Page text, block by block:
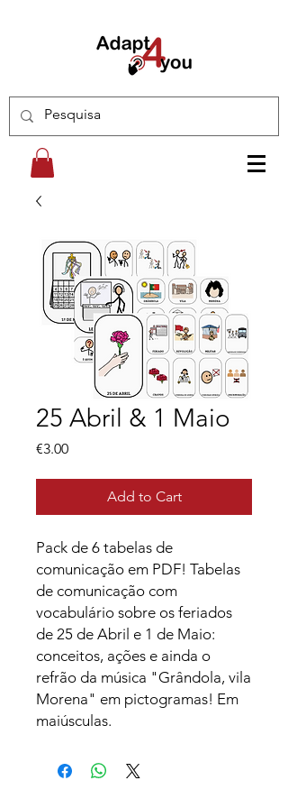
25 Abril & 1 Maio
€3.00Price
Add to Cart
Pack de 6 tabelas de
comunicação em PDF! Tabelas
de comunicação com
vocabulário sobre os feriados
de 25 de Abril e 1 de Maio:
conceitos, ações e ainda o
refrão da música "Grândola, vila
Morena" em pictogramas! Em
maiúsculas.